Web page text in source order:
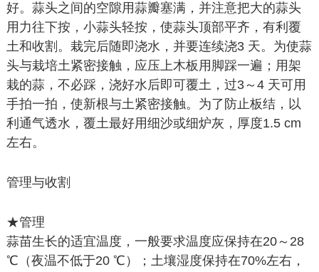
好。蒜头之间的空隙用蒜瓣塞满，并注意把大的蒜头
用力往下按，小蒜头轻按，使蒜头顶部平齐，有利覆
土和收割。栽完后随即浇水，并要连续浇3 天。为使蒜
头与栽培土紧密接触，应压上木板用脚踩一遍；用架
栽的蒜，不必踩，浇好水后即可覆土，过3～4 天可用
手拍一拍，使新根与土紧密接触。为了防止板结，以
利通气透水，覆土最好用细沙或细炉灰，厚度1.5 cm
左右。
管理与收割
★管理
蒜苗生长的适宜温度，一般要求温度应保持在20～28
℃（夜温不低于20 ℃）；土壤湿度保持在70%左右，